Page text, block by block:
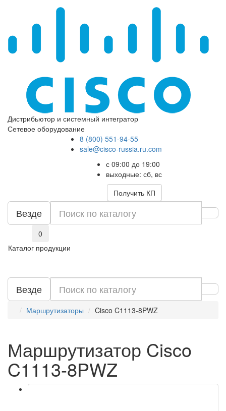
Дистрибьютор и системный интегратор
Сетевое оборудование
8 (800) 551-94-55
sale@cisco-russia.ru.com
с 09:00 до 19:00
выходные: сб, вс
Получить КП
Везде
0
Каталог продукции
Везде
Маршрутизаторы Cisco C1113-8PWZ
Маршрутизатор Cisco
C1113-8PWZ